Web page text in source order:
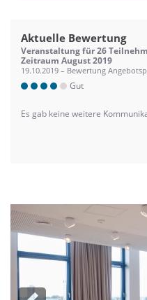
Aktuelle Bewertung
Veranstaltung für 26
Zeitraum August 2019
19.10.2019 – Bewertung
Gut
Es gab keine weitere